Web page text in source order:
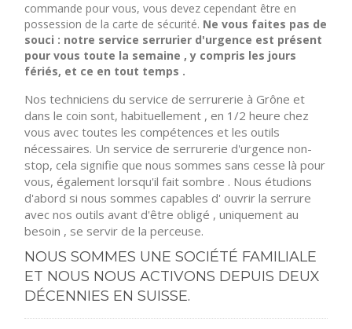
commande pour vous, vous devez cependant être en
possession de la carte de sécurité. Ne vous faites pas de
souci : notre service serrurier d'urgence est présent
pour vous toute la semaine , y compris les jours
fériés, et ce en tout temps .
Nos techniciens du service de serrurerie à Grône et
dans le coin sont, habituellement , en 1/2 heure chez
vous avec toutes les compétences et les outils
nécessaires. Un service de serrurerie d'urgence non-
stop, cela signifie que nous sommes sans cesse là pour
vous, également lorsqu'il fait sombre . Nous étudions
d'abord si nous sommes capables d' ouvrir la serrure
avec nos outils avant d'être obligé , uniquement au
besoin , se servir de la perceuse.
NOUS SOMMES UNE SOCIÉTÉ FAMILIALE
ET NOUS NOUS ACTIVONS DEPUIS DEUX
DÉCENNIES EN SUISSE.